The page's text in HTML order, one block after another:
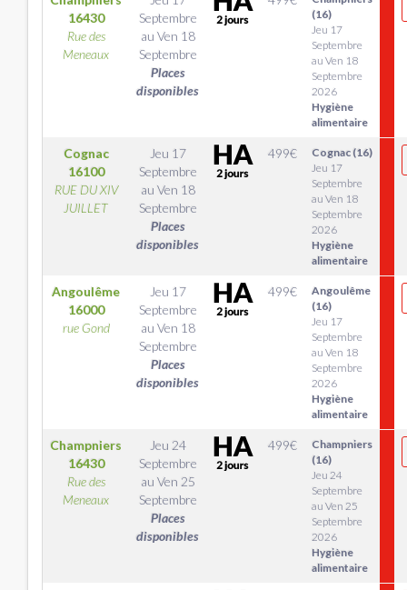
16430
Rue des
Meneaux
Septembre
au Ven 18
Septembre
Places
disponibles
(16)
Jeu 17
Septembre
au Ven 18
Septembre
2026
Hygiène
alimentaire
Cognac
16100
RUE DU XIV
JUILLET
Jeu 17
Septembre
au Ven 18
Septembre
Places
disponibles
499€
Cognac (16)
Jeu 17
Septembre
au Ven 18
Septembre
2026
Hygiène
alimentaire
Angoulême
16000
rue Gond
Jeu 17
Septembre
au Ven 18
Septembre
Places
disponibles
499€
Angoulême
(16)
Jeu 17
Septembre
au Ven 18
Septembre
2026
Hygiène
alimentaire
Champniers
16430
Rue des
Meneaux
Jeu 24
Septembre
au Ven 25
Septembre
Places
disponibles
499€
Champniers
(16)
Jeu 24
Septembre
au Ven 25
Septembre
2026
Hygiène
alimentaire